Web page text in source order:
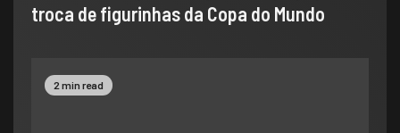
troca de figurinhas da Copa do Mundo
2 min read